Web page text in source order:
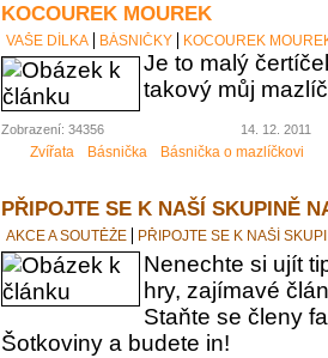
KOCOUREK MOUREK
VAŠE DÍLKA BÁSNIČKY KOCOUREK
Je to malý
takový můj
Zobrazení: 34356 14. 12. 2011
Zvířata Básnička Básnička o mazlíčkovi
PŘIPOJTE SE K NAŠÍ SKUPINĚ
AKCE A SOUTĚŽE PŘIPOJTE SE K NAŠÍ
Nenechte si ujít
hry, zajímavé
Staňte se členy
Šotkoviny a budete in!